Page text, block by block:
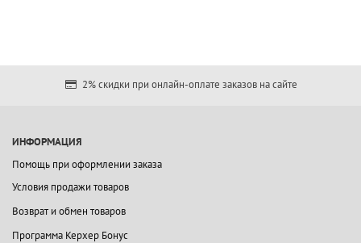
2% скидки при онлайн-оплате заказов на сайте
ИНФОРМАЦИЯ
Помощь при оформлении заказа
Условия продажи товаров
Возврат и обмен товаров
Программа Керхер Бонус